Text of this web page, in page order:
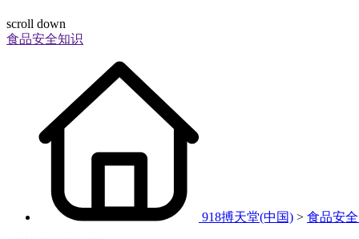
scroll down
食品安全知识
918搏天堂(中国) > 食品安